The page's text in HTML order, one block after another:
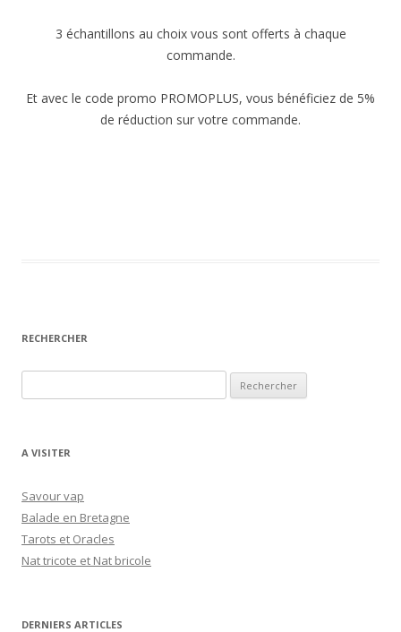
3 échantillons au choix vous sont offerts à chaque
commande.
Et avec le code promo PROMOPLUS, vous bénéficiez de 5%
de réduction sur votre commande.
RECHERCHER
e
h
r
c
h
e
:
A VISITER
Savour vap
Balade en Bretagne
Tarots et Oracles
Nat tricote et Nat bricole
DERNIERS ARTICLES